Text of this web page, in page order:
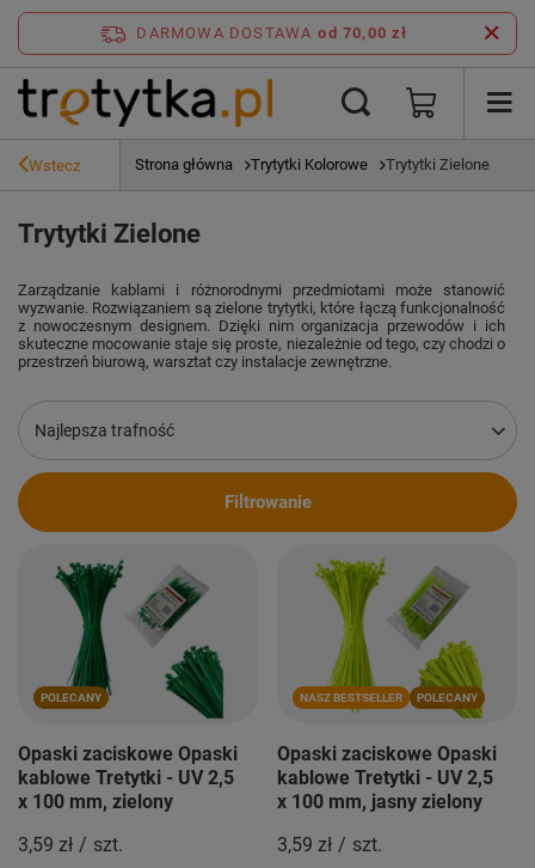
DARMOWA DOSTAWA od 70,00 zł
Wstecz Strona główna Trytytki Kolorowe Trytytki Zielone
Trytytki Zielone
Zarządzanie kablami i różnorodnymi przedmiotami może stanowić
wyzwanie. Rozwiązaniem są zielone trytytki, które łączą funkcjonalność
z nowoczesnym designem. Dzięki nim organizacja przewodów i ich
skuteczne mocowanie staje się proste, niezależnie od tego, czy chodzi o
przestrzeń biurową, warsztat czy instalacje zewnętrzne.
Zmień sortowanie
Najlepsza trafność
Filtrowanie
POLECANY
Opaski zaciskowe Opaski
kablowe Tretytki - UV 2,5
x 100 mm, zielony
3,59 zł / szt.
NASZ BESTSELLER POLECANY
Opaski zaciskowe Opaski
kablowe Tretytki - UV 2,5
x 100 mm, jasny zielony
3,59 zł / szt.